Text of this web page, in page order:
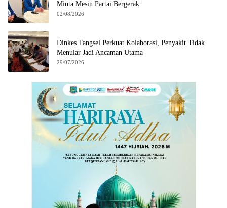
Minta Mesin Partai Bergerak
02/08/2026
Dinkes Tangsel Perkuat Kolaborasi, Penyakit Tidak
Menular Jadi Ancaman Utama
29/07/2026